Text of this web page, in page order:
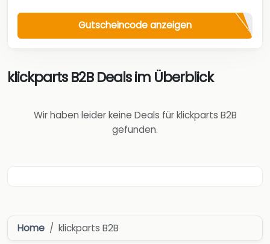
Gutscheincode anzeigen
klickparts B2B Deals im Überblick
Wir haben leider keine Deals für klickparts B2B
gefunden.
Home klickparts B2B